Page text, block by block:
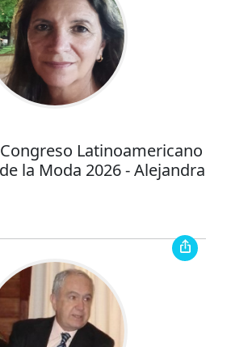
Latinoamericano
la Moda 2026 - Alejandra